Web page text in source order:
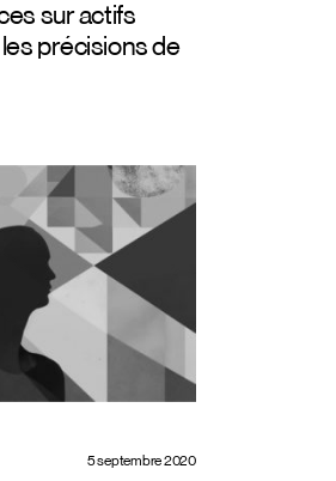
sur actifs
précisions de
5 septembre 2020